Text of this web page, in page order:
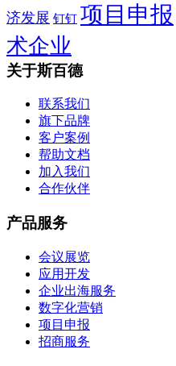
济发展 钉钉 项目申报
术企业
关于斯百德
联系我们
旗下品牌
客户案例
帮助文档
加入我们
合作伙伴
产品服务
会议展览
应用开发
企业出海服务
数字化营销
项目申报
招商服务